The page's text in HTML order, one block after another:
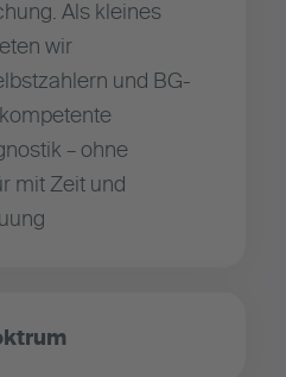
Als kleines
wir
und BG-
– ohne
mit Zeit und